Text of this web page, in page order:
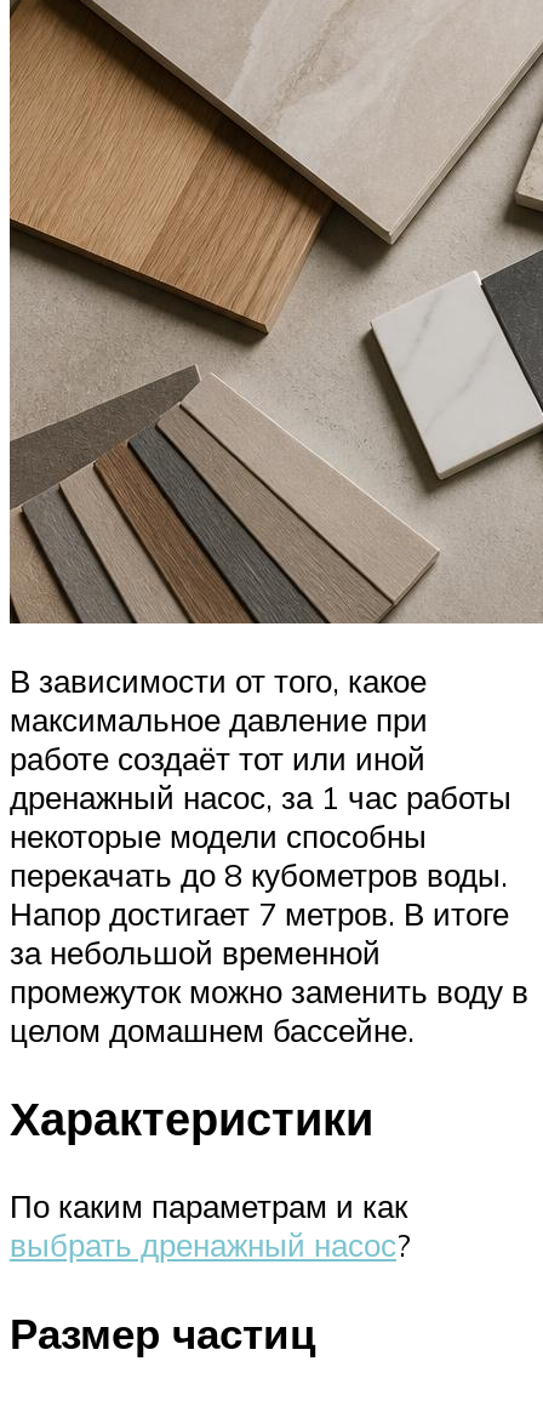
В зависимости от того, какое
максимальное давление при
работе создаёт тот или иной
дренажный насос, за 1 час работы
некоторые модели способны
перекачать до 8 кубометров воды.
Напор достигает 7 метров. В итоге
за небольшой временной
промежуток можно заменить воду в
целом домашнем бассейне.
Характеристики
По каким параметрам и как
выбрать дренажный насос?
Размер частиц